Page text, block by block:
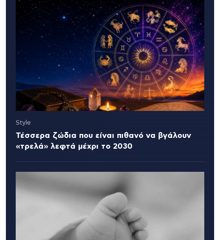
Style
Τέσσερα ζώδια που είναι πιθανό να βγάλουν
«τρελά» λεφτά μέχρι το 2030